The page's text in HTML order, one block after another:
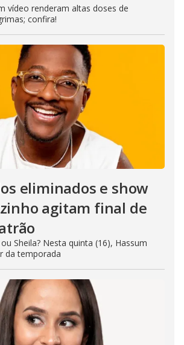
vídeo renderam altas doses de
confira!
eliminados e show
agitam final de
Sheila? Nesta quinta (16), Hassum
da temporada